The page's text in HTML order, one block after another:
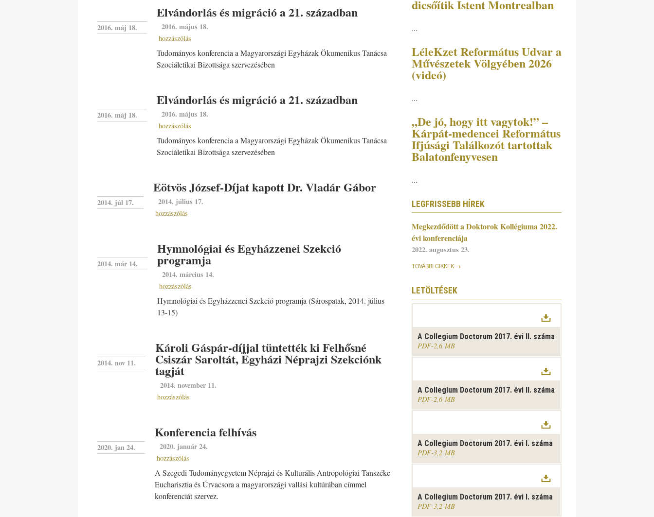
2016. máj 18.
Elvándorlás és migráció a 21. században
2016. május 18.
hozzászólás
Tudományos konferencia a Magyarországi Egyházak Ökumenikus Tanácsa
Szociáletikai Bizottsága szervezésében
2016. máj 18.
Elvándorlás és migráció a 21. században
2016. május 18.
hozzászólás
Tudományos konferencia a Magyarországi Egyházak Ökumenikus Tanácsa
Szociáletikai Bizottsága szervezésében
2014. júl 17.
Eötvös József-Díjat kapott Dr. Vladár Gábor
2014. július 17.
hozzászólás
2014. már 14.
Hymnológiai és Egyházzenei Szekció
programja
2014. március 14.
hozzászólás
Hymnológiai és Egyházzenei Szekció programja (Sárospatak, 2014. július
13-15)
2014. nov 11.
Károli Gáspár-díjjal tüntették ki Felhősné
Csiszár Saroltát, Egyházi Néprajzi Szekciónk
tagját
2014. november 11.
hozzászólás
2020. jan 24.
Konferencia felhívás
2020. január 24.
hozzászólás
A Szegedi Tudományegyetem Néprajzi és Kulturális Antropológiai Tanszéke
Eucharisztia és Úrvacsora a magyarországi vallási kultúrában címmel
konferenciát szervez.
dicsőítik Istent Montrealban
...
LéleKzet Református Udvar a
Művészetek Völgyében 2026
(videó)
...
„De jó, hogy itt vagytok!” –
Kárpát-medencei Református
Ifjúsági Találkozót tartottak
Balatonfenyvesen
...
LEGFRISSEBB HÍREK
Megkezdődött a Doktorok Kollégiuma 2022.
évi konferenciája
2022. augusztus 23.
TOVÁBBI CIKKEK
LETÖLTÉSEK
A Collegium Doctorum 2017. évi II. száma
PDF 2,6 MB
A Collegium Doctorum 2017. évi II. száma
PDF 2,6 MB
A Collegium Doctorum 2017. évi I. száma
PDF 3,2 MB
A Collegium Doctorum 2017. évi I. száma
PDF 3,2 MB